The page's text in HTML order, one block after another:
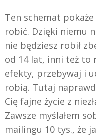
Ten schemat
robić. Dzięki niemu
nie będziesz robił
od 14 lat, inni też to
efekty, przebywaj i
robią. Tutaj
Cię fajne życie z
Zawsze myślałem
mailingu 10 tys., że